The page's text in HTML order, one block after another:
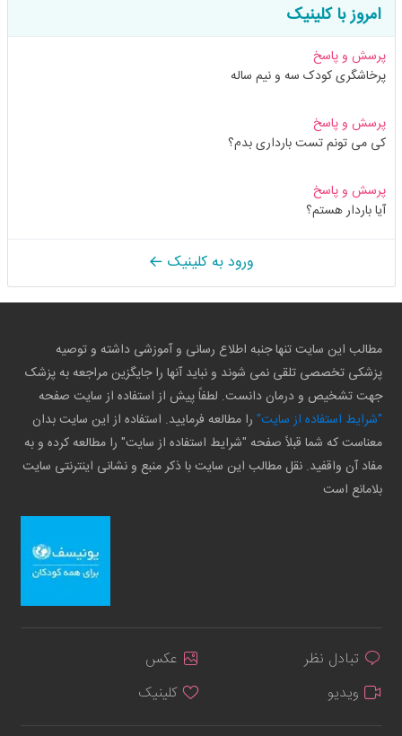
امروز با کلینیک
پرسش و پاسخ
پرخاشگری کودک سه و نیم ساله
پرسش و پاسخ
کی می تونم تست بارداری بدم؟
پرسش و پاسخ
آیا باردار هستم؟
ورود به کلینیک
مطالب این سایت تنها جنبه اطلاع رسانی و آموزشی داشته و توصیه
پزشکی تخصصی تلقی نمی شوند و نباید آنها را جایگزین مراجعه به پزشک
جهت تشخیص و درمان دانست. لطفاً پیش از استفاده از سایت صفحه
"شرایط استفاده از سایت" را مطالعه فرمایید. استفاده از این سایت بدان
معناست که شما قبلاً صفحه "شرایط استفاده از سایت" را مطالعه کرده و به
مفاد آن واقفید. نقل مطالب این سایت با ذکر منبع و نشانی اینترنتی سایت
بلامانع است
تبادل نظر
عکس
ویدیو
کلینیک